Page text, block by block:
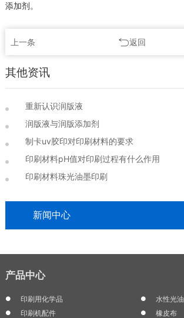
添加剂。
上一条 返回
其他资讯
重新认识润版液
润版液与润版添加剂
制卡uv胶印对印刷材料的要求
印刷材料pH值对印刷过程有什么作用
印刷材料珠光油墨印刷
新闻中心
产品中心
印刷用化学品
水性光油
印刷机配件
橡皮布